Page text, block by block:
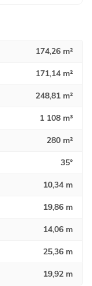
174,26 m²
171,14 m²
248,81 m²
1 108 m³
280 m²
35°
10,34 m
19,86 m
14,06 m
25,36 m
19,92 m